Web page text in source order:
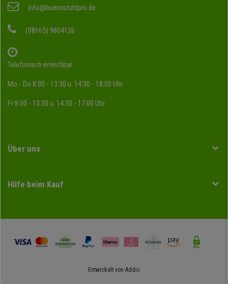
info@buerostuhlpro.de
(08165) 9804126
Telefonisch erreichbar:
Mo - Do 8:00 - 13:30 u. 14:30 - 18:00 Uhr
Fr 8:00 - 13:30 u. 14:30 - 17:00 Uhr
Über uns
Hilfe beim Kauf
Entwickelt von Addis